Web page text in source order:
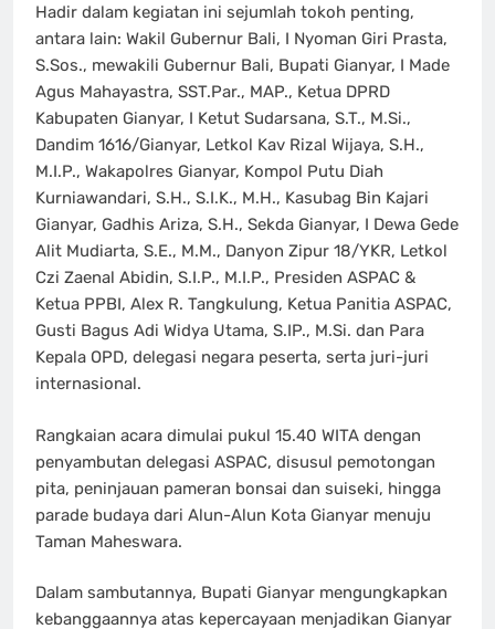
Hadir dalam kegiatan ini sejumlah tokoh penting,
antara lain: Wakil Gubernur Bali, I Nyoman Giri Prasta,
S.Sos., mewakili Gubernur Bali, Bupati Gianyar, I Made
Agus Mahayastra, SST.Par., MAP., Ketua DPRD
Kabupaten Gianyar, I Ketut Sudarsana, S.T., M.Si.,
Dandim 1616/Gianyar, Letkol Kav Rizal Wijaya, S.H.,
M.I.P., Wakapolres Gianyar, Kompol Putu Diah
Kurniawandari, S.H., S.I.K., M.H., Kasubag Bin Kajari
Gianyar, Gadhis Ariza, S.H., Sekda Gianyar, I Dewa Gede
Alit Mudiarta, S.E., M.M., Danyon Zipur 18/YKR, Letkol
Czi Zaenal Abidin, S.I.P., M.I.P., Presiden ASPAC &
Ketua PPBI, Alex R. Tangkulung, Ketua Panitia ASPAC,
Gusti Bagus Adi Widya Utama, S.IP., M.Si. dan Para
Kepala OPD, delegasi negara peserta, serta juri-juri
internasional.
Rangkaian acara dimulai pukul 15.40 WITA dengan
penyambutan delegasi ASPAC, disusul pemotongan
pita, peninjauan pameran bonsai dan suiseki, hingga
parade budaya dari Alun-Alun Kota Gianyar menuju
Taman Maheswara.
Dalam sambutannya, Bupati Gianyar mengungkapkan
kebanggaannya atas kepercayaan menjadikan Gianyar